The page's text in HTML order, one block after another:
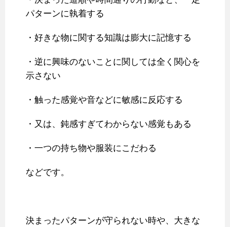
パターンに執着する
・好きな物に関する知識は膨大に記憶する
・逆に興味のないことに関しては全く関心を
示さない
・触った感覚や音などに敏感に反応する
・又は、鈍感すぎてわからない感覚もある
・一つの持ち物や服装にこだわる
などです。
決まったパターンが守られない時や、大きな